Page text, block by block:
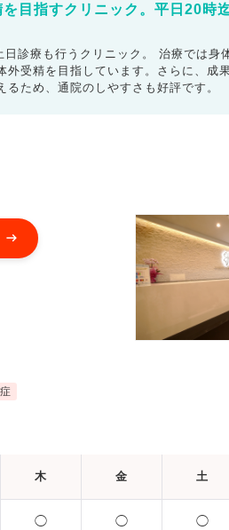
査 タイミング療法 人工授精
療 漢方処方 プラセンタ
目指すクリニック。平日20時
診療も行うクリニック。 治療では身
受精を目指しています。さらに、成
ため、通院のしやすさも好評です。
木 金 土
◯ ◯ ◯